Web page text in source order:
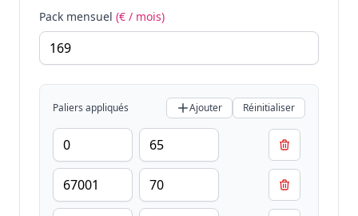
Pack mensuel (€ / mois)
Paliers appliqués Ajouter Réinitialiser